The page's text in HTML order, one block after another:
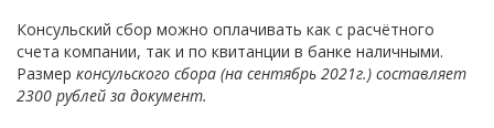
Консульский сбор можно оплачивать как с расчётного
счета компании, так и по квитанции в банке наличными.
Размер консульского сбора (на сентябрь 2021г.) составляет
2300 рублей за документ.